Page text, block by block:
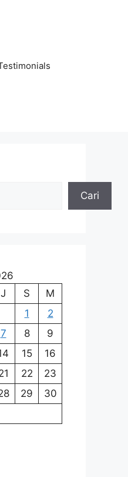
Cari
J S
M
1
2
7 8
9
15
16
22
23
29
30